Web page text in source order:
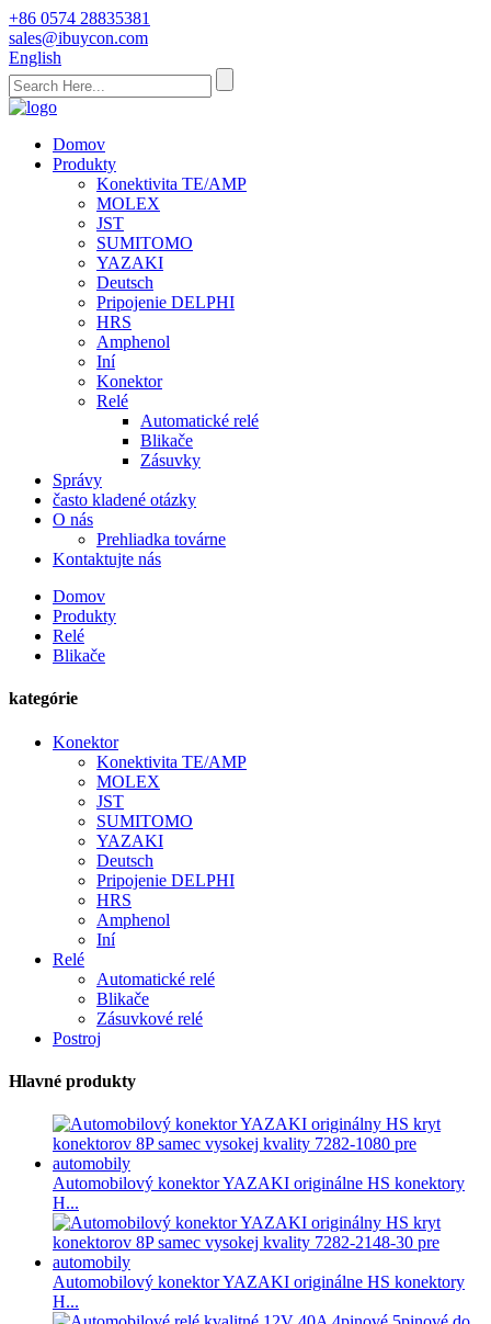
+86 0574 28835381
sales@ibuycon.com
English
Domov
Produkty
Konektivita TE/AMP
MOLEX
JST
SUMITOMO
YAZAKI
Deutsch
Pripojenie DELPHI
HRS
Amphenol
Iní
Konektor
Relé
Automatické relé
Blikače
Zásuvky
Správy
často kladené otázky
O nás
Prehliadka továrne
Kontaktujte nás
Domov
Produkty
Relé
Blikače
kategórie
Konektor
Konektivita TE/AMP
MOLEX
JST
SUMITOMO
YAZAKI
Deutsch
Pripojenie DELPHI
HRS
Amphenol
Iní
Relé
Automatické relé
Blikače
Zásuvkové relé
Postroj
Hlavné produkty
Automobilový konektor YAZAKI originálne HS konektory
H...
Automobilový konektor YAZAKI originálne HS konektory
H...